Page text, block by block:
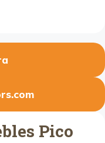
Pico